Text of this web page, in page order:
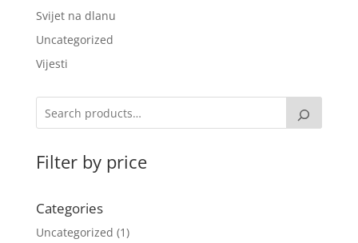
Svijet na dlanu
Uncategorized
Vijesti
Filter by price
Categories
Uncategorized 1